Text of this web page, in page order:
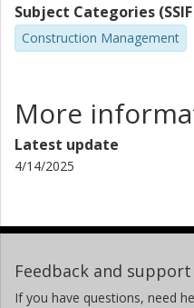
Subject Categories
Construction Management
More
Latest update
4/14/2025
Feedback and support
If you have questions, need